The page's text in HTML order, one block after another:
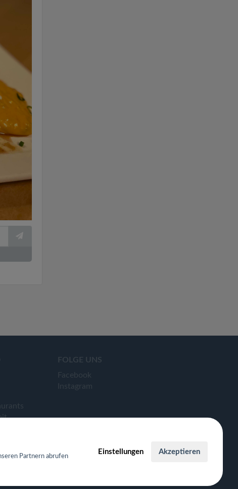
FOLGE UNS
Facebook
Instagram
Partnern abrufen
Einstellungen Akzeptieren